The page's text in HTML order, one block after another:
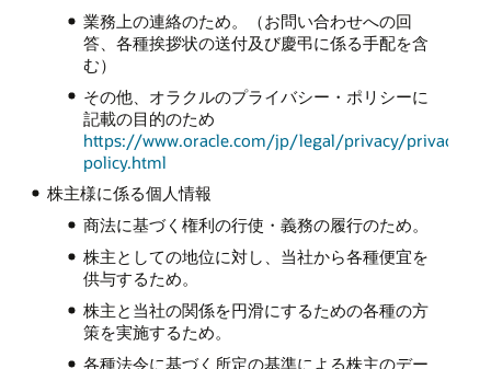
業務上の連絡のため。（お問い合わせへの回
答、各種挨拶状の送付及び慶弔に係る手配を含
む）
その他、オラクルのプライバシー・ポリシーに
記載の目的のため
https://www.oracle.com/jp/legal/privacy/privacy-
policy.html
株主様に係る個人情報
商法に基づく権利の行使・義務の履行のため。
株主としての地位に対し、当社から各種便宜を
供与するため。
株主と当社の関係を円滑にするための各種の方
策を実施するため。
各種法令に基づく所定の基準による株主のデー